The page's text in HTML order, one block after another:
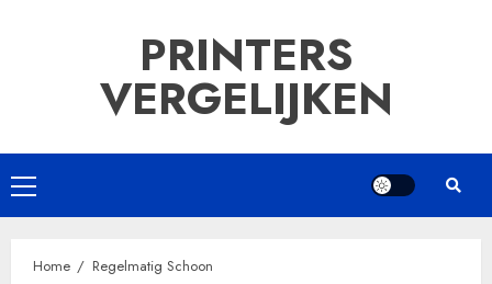
PRINTERS
VERGELIJKEN
Primair
menu
Home Regelmatig Schoon